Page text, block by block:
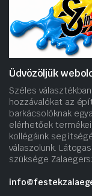
Üdvözöljük
Széles
hozzávalókat az
barkácsolóknak
elérhetőek
kollégáink
válaszolunk.
szüksége